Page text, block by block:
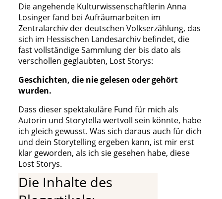
Die angehende Kulturwissenschaftlerin Anna
Losinger fand bei Aufräumarbeiten im
Zentralarchiv der deutschen Volkserzählung, das
sich im Hessischen Landesarchiv befindet, die
fast vollständige Sammlung der bis dato als
verschollen geglaubten, Lost Storys:
Geschichten, die nie gelesen oder gehört
wurden.
Dass dieser spektakuläre Fund für mich als
Autorin und Storytella wertvoll sein könnte, habe
ich gleich gewusst. Was sich daraus auch für dich
und dein Storytelling ergeben kann, ist mir erst
klar geworden, als ich sie gesehen habe, diese
Lost Storys.
Die Inhalte des